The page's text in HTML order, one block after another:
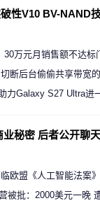
性V10 BV-NAND
万元月销售额不达标
断后台偷偷共享带宽
力Galaxy S27 Ultra进
秘密 后者公开聊
欧盟《人工智能法案
被批：2000美元一晚